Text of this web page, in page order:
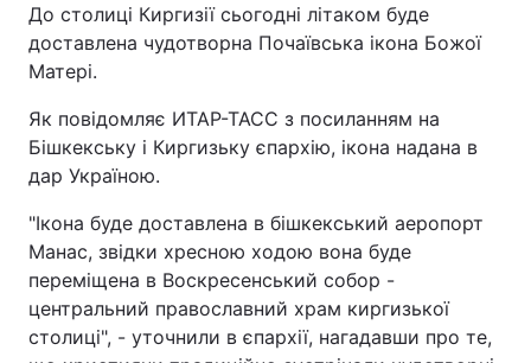
До столиці Киргизії сьогодні літаком буде
доставлена чудотворна Почаївська ікона Божої
Матері.
Як повідомляє ИТАР-ТАСС з посиланням на
Бішкекську і Киргизьку єпархію, ікона надана в
дар Україною.
"Ікона буде доставлена в бішкекський аеропорт
Манас, звідки хресною ходою вона буде
переміщена в Воскресенський собор -
центральний православний храм киргизької
столиці", - уточнили в єпархії, нагадавши про те,